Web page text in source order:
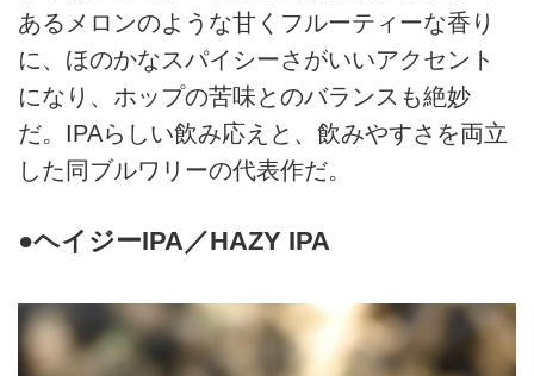
あるメロンのような甘くフルーティーな香り
に、ほのかなスパイシーさがいいアクセント
になり、ホップの苦味とのバランスも絶妙
だ。IPAらしい飲み応えと、飲みやすさを両立
した同ブルワリーの代表作だ。
●ヘイジーIPA／HAZY IPA